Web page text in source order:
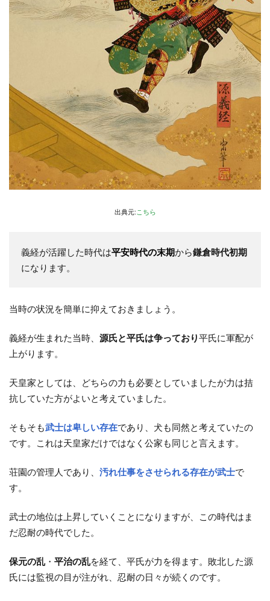
出典元: こちら
義経が活躍した時代は平安時代の末期から鎌倉時代初期
になります。
当時の状況を簡単に抑えておきましょう。
義経が生まれた当時、 源氏と平氏は争っており平氏に軍配が
上がります。
天皇家としては、どちらの力も必要としていましたが力は拮
抗していた方がよいと考えていました。
そもそも武士は卑しい存在であり、犬も同然と考えていたの
です。これは天皇家だけではなく公家も同じと言えます。
荘園の管理人であり、 汚れ仕事をさせられる存在が武士で
す。
武士の地位は上昇していくことになりますが、この時代はま
だ忍耐の時代でした。
保元の乱 ・ 平治の乱を経て、平氏が力を得ます。敗北した源
氏には監視の目が注がれ、忍耐の日々が続くのです。